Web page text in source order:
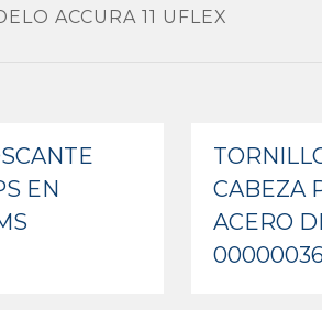
ACCURA 11 UFLEX
EN
CABEZA
ACERO
00000036